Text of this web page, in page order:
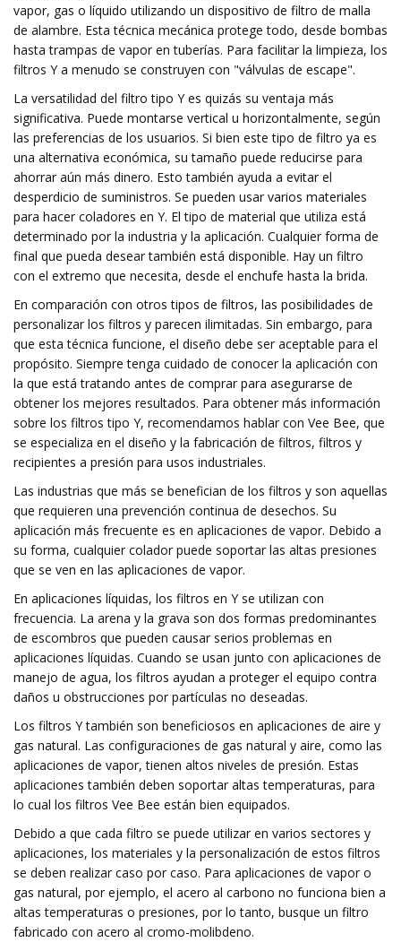
vapor, gas o líquido utilizando un dispositivo de filtro de malla
de alambre. Esta técnica mecánica protege todo, desde bombas
hasta trampas de vapor en tuberías. Para facilitar la limpieza, los
filtros Y a menudo se construyen con "válvulas de escape".
La versatilidad del filtro tipo Y es quizás su ventaja más
significativa. Puede montarse vertical u horizontalmente, según
las preferencias de los usuarios. Si bien este tipo de filtro ya es
una alternativa económica, su tamaño puede reducirse para
ahorrar aún más dinero. Esto también ayuda a evitar el
desperdicio de suministros. Se pueden usar varios materiales
para hacer coladores en Y. El tipo de material que utiliza está
determinado por la industria y la aplicación. Cualquier forma de
final que pueda desear también está disponible. Hay un filtro
con el extremo que necesita, desde el enchufe hasta la brida.
En comparación con otros tipos de filtros, las posibilidades de
personalizar los filtros y parecen ilimitadas. Sin embargo, para
que esta técnica funcione, el diseño debe ser aceptable para el
propósito. Siempre tenga cuidado de conocer la aplicación con
la que está tratando antes de comprar para asegurarse de
obtener los mejores resultados. Para obtener más información
sobre los filtros tipo Y, recomendamos hablar con Vee Bee, que
se especializa en el diseño y la fabricación de filtros, filtros y
recipientes a presión para usos industriales.
Las industrias que más se benefician de los filtros y son aquellas
que requieren una prevención continua de desechos. Su
aplicación más frecuente es en aplicaciones de vapor. Debido a
su forma, cualquier colador puede soportar las altas presiones
que se ven en las aplicaciones de vapor.
En aplicaciones líquidas, los filtros en Y se utilizan con
frecuencia. La arena y la grava son dos formas predominantes
de escombros que pueden causar serios problemas en
aplicaciones líquidas. Cuando se usan junto con aplicaciones de
manejo de agua, los filtros ayudan a proteger el equipo contra
daños u obstrucciones por partículas no deseadas.
Los filtros Y también son beneficiosos en aplicaciones de aire y
gas natural. Las configuraciones de gas natural y aire, como las
aplicaciones de vapor, tienen altos niveles de presión. Estas
aplicaciones también deben soportar altas temperaturas, para
lo cual los filtros Vee Bee están bien equipados.
Debido a que cada filtro se puede utilizar en varios sectores y
aplicaciones, los materiales y la personalización de estos filtros
se deben realizar caso por caso. Para aplicaciones de vapor o
gas natural, por ejemplo, el acero al carbono no funciona bien a
altas temperaturas o presiones, por lo tanto, busque un filtro
fabricado con acero al cromo-molibdeno.